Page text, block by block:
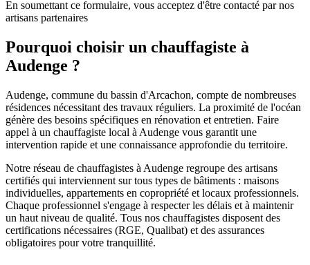
En soumettant ce formulaire, vous acceptez d'être contacté par nos
artisans partenaires
Pourquoi choisir un chauffagiste à
Audenge ?
Audenge, commune du bassin d'Arcachon, compte de nombreuses
résidences nécessitant des travaux réguliers. La proximité de l'océan
génère des besoins spécifiques en rénovation et entretien. Faire
appel à un chauffagiste local à Audenge vous garantit une
intervention rapide et une connaissance approfondie du territoire.
Notre réseau de chauffagistes à Audenge regroupe des artisans
certifiés qui interviennent sur tous types de bâtiments : maisons
individuelles, appartements en copropriété et locaux professionnels.
Chaque professionnel s'engage à respecter les délais et à maintenir
un haut niveau de qualité. Tous nos chauffagistes disposent des
certifications nécessaires (RGE, Qualibat) et des assurances
obligatoires pour votre tranquillité.